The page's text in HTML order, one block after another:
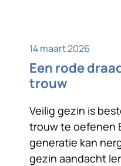
14 maart 2026
Een rode
trouw
Veilig gezin is
trouw te oefenen
generatie kan
gezin aandacht